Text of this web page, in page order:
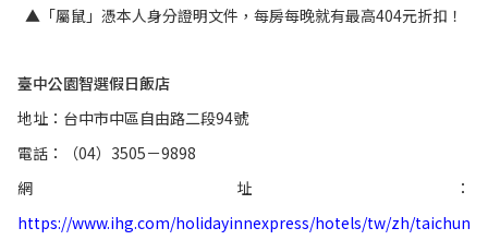
▲「屬鼠」憑本人身分證明文件，每房每晚就有最高404元折扣！
臺中公園智選假日飯店
地址：台中市中區自由路二段94號
電話：（04）3505－9898
網址：
https://www.ihg.com/holidayinnexpress/hotels/tw/zh/taichun